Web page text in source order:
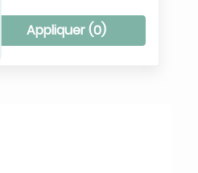
Appliquer (0)